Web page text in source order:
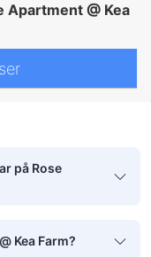
Apartment @ Kea
på Rose
Kea Farm?